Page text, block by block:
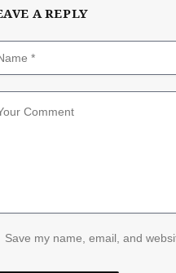
A REPLY
Save my name, email, and